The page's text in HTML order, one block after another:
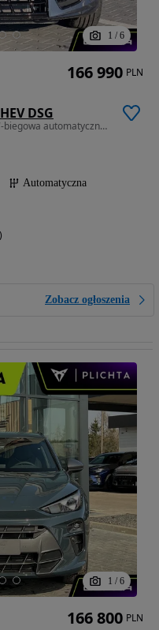
1 / 6
DSG
1498 cm3 • 150 KM • 1.5 e-TSI 150 KM 7-biegowa automatyczna - DSG
Automatyczna
Zobacz ogłoszenia
166 990 PLN
1 / 6
166 800 PLN